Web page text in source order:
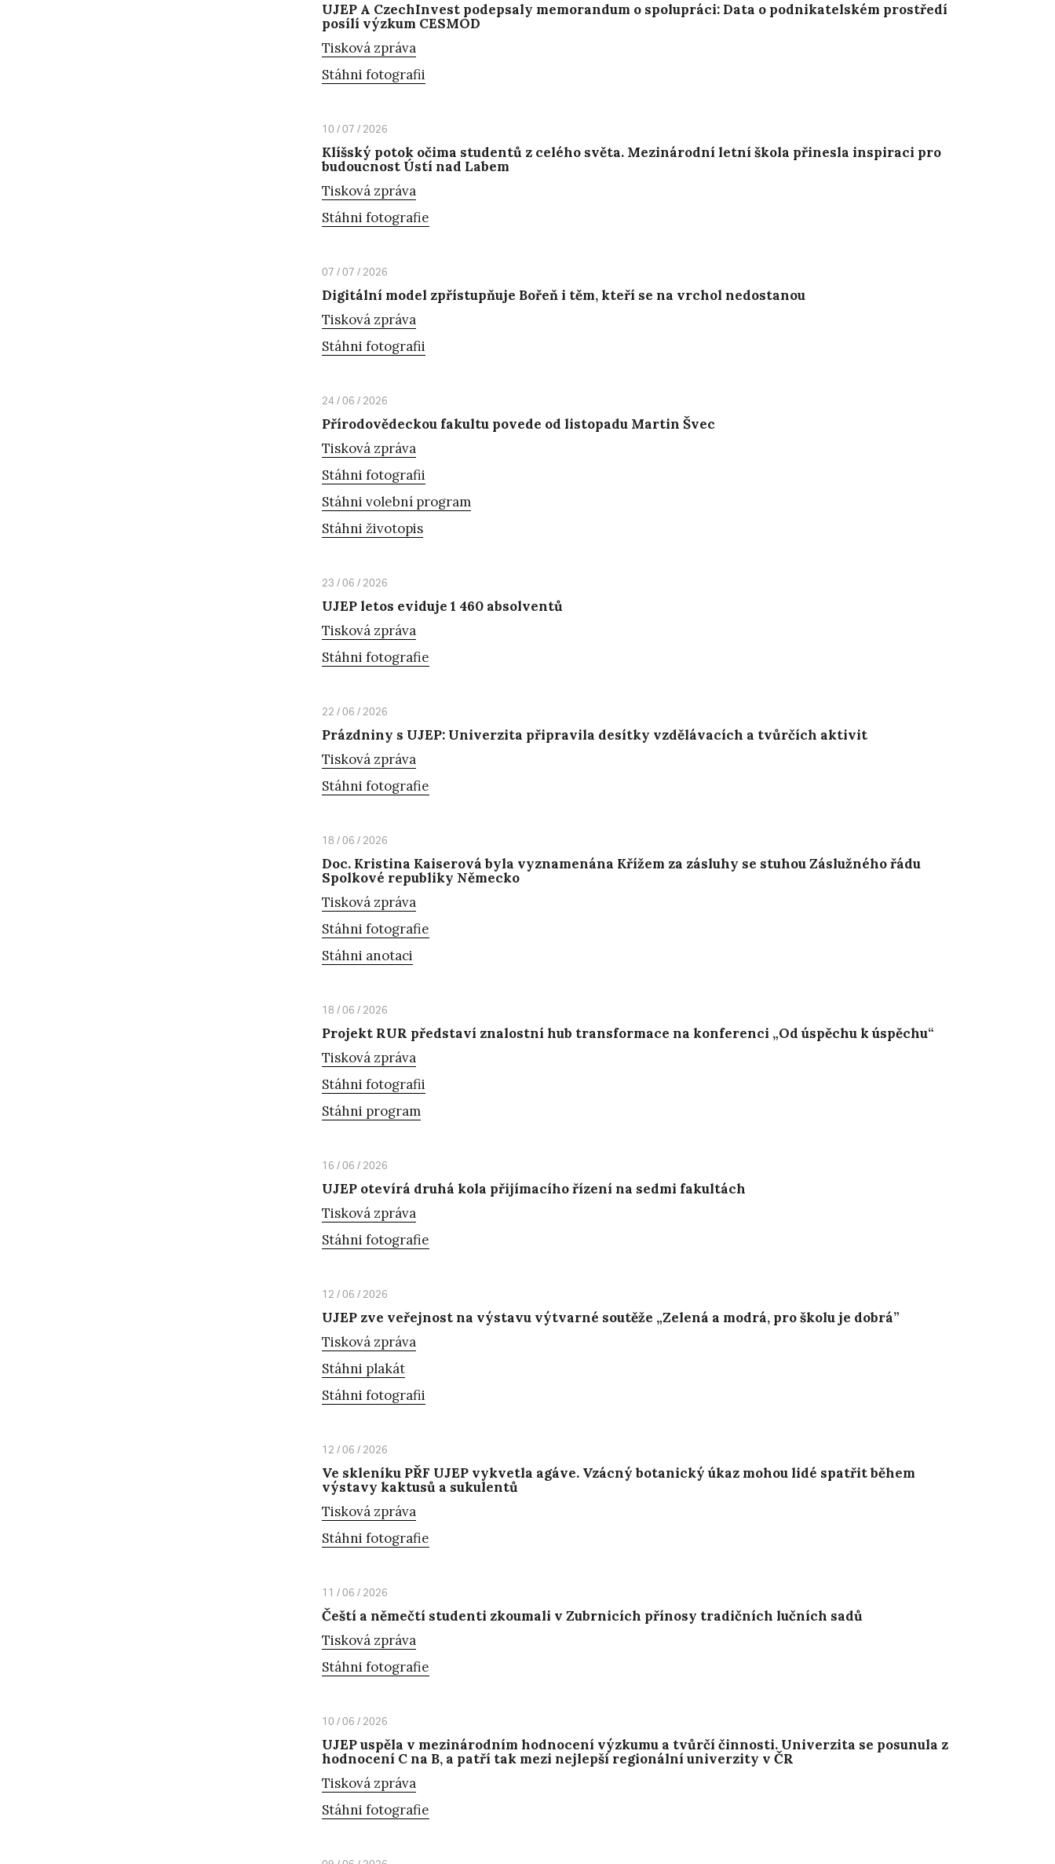
UJEP A CzechInvest podepsaly memorandum o spolupráci: Data o podnikatelském prostředí
posílí výzkum CESMOD
Tisková zpráva
Stáhni fotografii
10 / 07 / 2026
Klíšský potok očima studentů z celého světa. Mezinárodní letní škola přinesla inspiraci pro
budoucnost Ústí nad Labem
Tisková zpráva
Stáhni fotografie
07 / 07 / 2026
Digitální model zpřístupňuje Bořeň i těm, kteří se na vrchol nedostanou
Tisková zpráva
Stáhni fotografii
24 / 06 / 2026
Přírodovědeckou fakultu povede od listopadu Martin Švec
Tisková zpráva
Stáhni fotografii
Stáhni volební program
Stáhni životopis
23 / 06 / 2026
UJEP letos eviduje 1 460 absolventů
Tisková zpráva
Stáhni fotografie
22 / 06 / 2026
Prázdniny s UJEP: Univerzita připravila desítky vzdělávacích a tvůrčích aktivit
Tisková zpráva
Stáhni fotografie
18 / 06 / 2026
Doc. Kristina Kaiserová byla vyznamenána Křížem za zásluhy se stuhou Záslužného řádu
Spolkové republiky Německo
Tisková zpráva
Stáhni fotografie
Stáhni anotaci
18 / 06 / 2026
Projekt RUR představí znalostní hub transformace na konferenci „Od úspěchu k úspěchu“
Tisková zpráva
Stáhni fotografii
Stáhni program
16 / 06 / 2026
UJEP otevírá druhá kola přijímacího řízení na sedmi fakultách
Tisková zpráva
Stáhni fotografie
12 / 06 / 2026
UJEP zve veřejnost na výstavu výtvarné soutěže „Zelená a modrá, pro školu je dobrá”
Tisková zpráva
Stáhni plakát
Stáhni fotografii
12 / 06 / 2026
Ve skleníku PŘF UJEP vykvetla agáve. Vzácný botanický úkaz mohou lidé spatřit během
výstavy kaktusů a sukulentů
Tisková zpráva
Stáhni fotografie
11 / 06 / 2026
Čeští a němečtí studenti zkoumali v Zubrnicích přínosy tradičních lučních sadů
Tisková zpráva
Stáhni fotografie
10 / 06 / 2026
UJEP uspěla v mezinárodním hodnocení výzkumu a tvůrčí činnosti. Univerzita se posunula z
hodnocení C na B, a patří tak mezi nejlepší regionální univerzity v ČR
Tisková zpráva
Stáhni fotografie